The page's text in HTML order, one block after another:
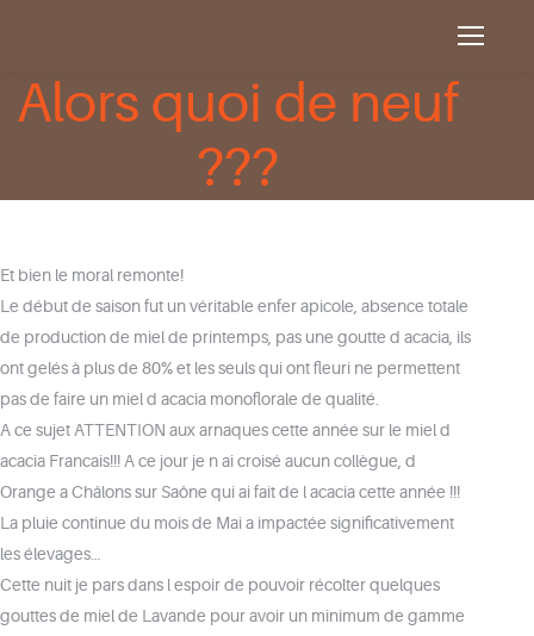
Alors quoi de neuf
???
Et bien le moral remonte!
Le début de saison fut un véritable enfer apicole, absence totale
de production de miel de printemps, pas une goutte d acacia, ils
ont gelés à plus de 80% et les seuls qui ont fleuri ne permettent
pas de faire un miel d acacia monoflorale de qualité.
A ce sujet ATTENTION aux arnaques cette année sur le miel d
acacia Francais!!! A ce jour je n ai croisé aucun collègue, d
Orange a Châlons sur Saône qui ai fait de l acacia cette année !!!
La pluie continue du mois de Mai a impactée significativement
les élevages…
Cette nuit je pars dans l espoir de pouvoir récolter quelques
gouttes de miel de Lavande pour avoir un minimum de gamme